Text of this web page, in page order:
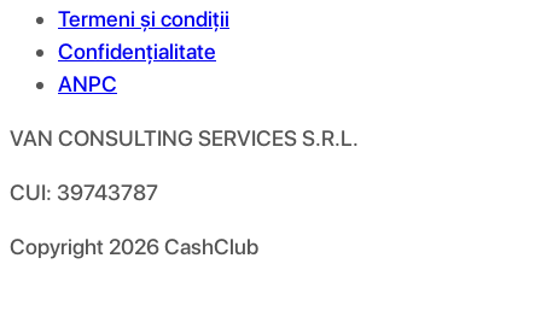
Termeni și condiții
Confidențialitate
ANPC
VAN CONSULTING SERVICES S.R.L.
CUI: 39743787
Copyright 2026CashClub